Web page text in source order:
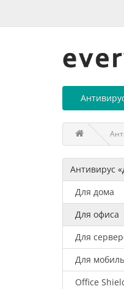
Антивирус
Для дома
Для офиса
Для
Для
Office